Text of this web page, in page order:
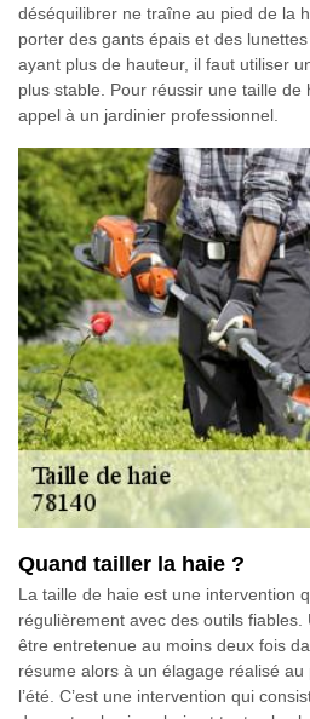
déséquilibrer ne traîne au pied de la
porter des gants épais et des
ayant plus de hauteur, il faut utiliser
plus stable. Pour réussir une taille de
appel à un jardinier professionnel.
Quand tailler la haie ?
La taille de haie est une intervention
régulièrement avec des outils
être entretenue au moins deux fois
résume alors à un élagage réalisé
l’été. C’est une intervention qui